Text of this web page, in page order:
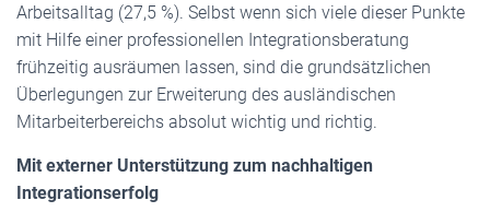
Arbeitsalltag (27,5 %). Selbst wenn sich viele dieser Punkte
mit Hilfe einer professionellen Integrationsberatung
frühzeitig ausräumen lassen, sind die grundsätzlichen
Überlegungen zur Erweiterung des ausländischen
Mitarbeiterbereichs absolut wichtig und richtig.
Mit externer Unterstützung zum nachhaltigen
Integrationserfolg